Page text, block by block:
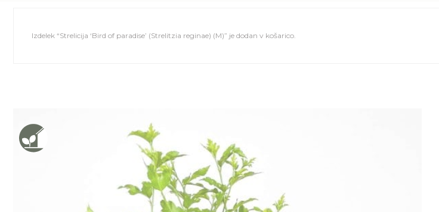
Izdelek “Strelicija ‘Bird of paradise’ (Strelitzia reginae) (M)” je dodan v košarico.